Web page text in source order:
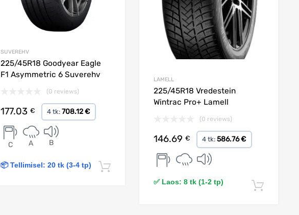
SUVEREHV
225/45R18 Goodyear Eagle
F1 Asymmetric 6 Suverehv
(0 reviews)
177.03 € 4 tk:708.12 €
C A B
📦 Tellimisel: 20 tk (3-4 tp) Lisa korvi
LAMELL
225/45R18 Vredestein
Wintrac Pro+ Lamell
(0 reviews)
146.69 € 4 tk:586.76 €
✅ Laos: 8 tk (1-2 tp)